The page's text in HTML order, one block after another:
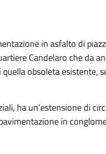
in asfalto di
Candelaro che da
obsoleta esistente,
ha un’estensione di
in